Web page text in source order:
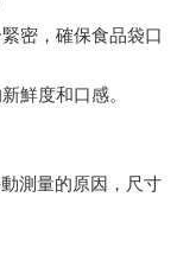
密，確保食品袋口
鮮度和口感。
動測量的原因，尺寸